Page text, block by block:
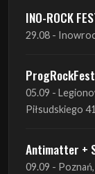
INO-ROCK
29.08 -
05.09 -
Piłsudskiego 41
Antimatter +
09.09 -